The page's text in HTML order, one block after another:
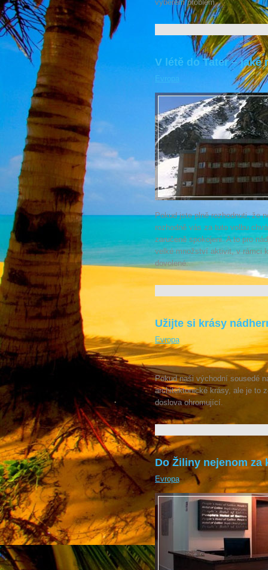
výběrem problém.
V létě do Tater – jaké
Evropa
Pokud jste plně rozhodnuti, že
rozhodně vás za tuto volbu
zaručeně spokojeni. A to pro
velké množství aktivit, v rámci
dovolené.
Užijte si krásy
Evropa
Pokud naši východní sousedé
architektonické krásy, ale je to
doslova ohromující.
Do Žiliny nejenom za
Evropa